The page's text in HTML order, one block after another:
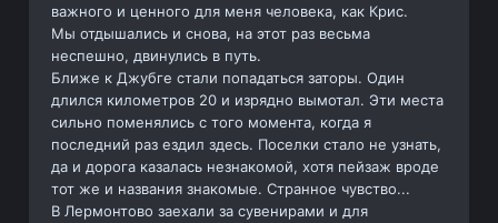
важного и ценного для меня человека, как Крис.
Мы отдышались и снова, на этот раз весьма
неспешно, двинулись в путь.
Ближе к Джубге стали попадаться заторы. Один
длился километров 20 и изрядно вымотал. Эти места
сильно поменялись с того момента, когда я
последний раз ездил здесь. Поселки стало не узнать,
да и дорога казалась незнакомой, хотя пейзаж вроде
тот же и названия знакомые. Странное чувство...
В Лермонтово заехали за сувенирами и для